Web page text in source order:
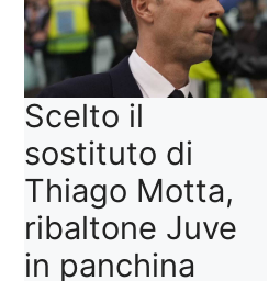
Scelto il
sostituto di
Thiago Motta,
ribaltone Juve
in panchina